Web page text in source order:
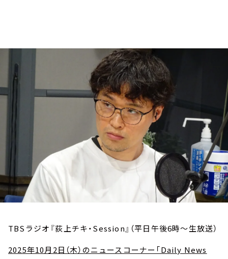
イベント・グッズ
会社情報
TBSラジオ『荻上チキ・Session』（平日午後6時～生放送）
2025年10月2日（木）のニュースコーナー「Daily News